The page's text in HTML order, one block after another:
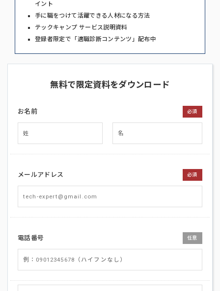
イント
手に職をつけて活躍できる人材になる方法
テックキャンプ サービス説明資料
登録者限定で「適職診断コンテンツ」配布中
無料で限定資料をダウンロード
お名前 必須
メールアドレス 必須
電話番号 任意